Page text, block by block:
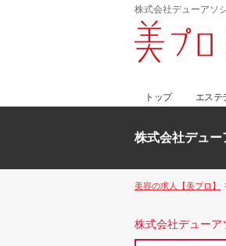
株式会社デューアソ
トップ エステ
株式会社デュー
美容の求人【美プロ】
株式会社デューア